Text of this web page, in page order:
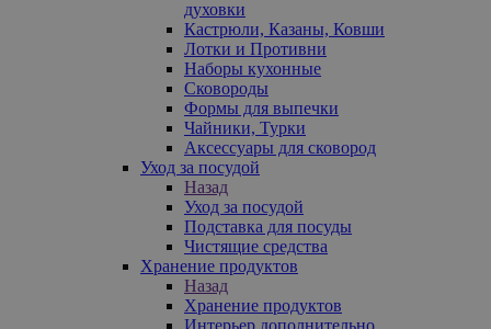
духовки
Кастрюли, Казаны, Ковши
Лотки и Противни
Наборы кухонные
Сковороды
Формы для выпечки
Чайники, Турки
Аксессуары для сковород
Уход за посудой
Назад
Уход за посудой
Подставка для посуды
Чистящие средства
Хранение продуктов
Назад
Хранение продуктов
Интерьер дополнительно